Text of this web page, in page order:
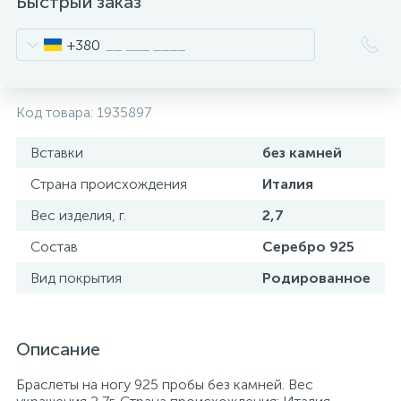
+380
Код товара: 1935897
Вставки
без камней
Страна происхождения
Италия
Вес изделия, г.
2,7
Состав
Серебро 925
Вид покрытия
Родированное
Описание
Браслеты на ногу 925 пробы без камней. Вес